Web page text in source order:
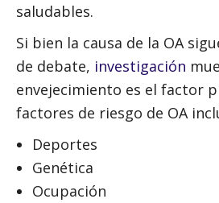
saludables.
Si bien la causa de la OA
de debate, investigación
envejecimiento es el factor
factores de riesgo de OA
Deportes
Genética
Ocupación